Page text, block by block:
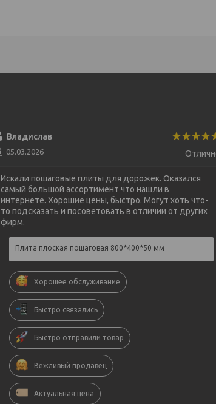
Владислав
05.03.2026
Искали пошаговые плиты для дорожек. Оказался
самый большой ассортимент что нашли в
интернете. Хорошие цены, быстро. Могут хоть что-
то подсказать и посоветовать в отличии от других
фирм.
Плита плоская пошаговая 800*400*50 мм
Хорошее обслуживание
Быстро связались
Быстро отправили товар
Вежливый продавец
Актуальная цена